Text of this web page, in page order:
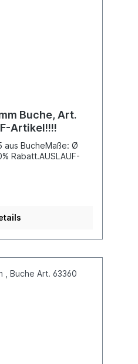
Buche, Art.
Artikel!!!!
aus BucheMaße: Ø
Rabatt.AUSLAUF-